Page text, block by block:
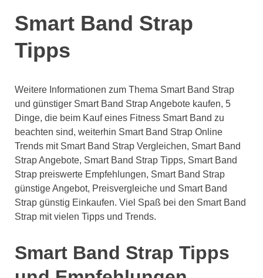
Smart Band Strap
Tipps
Weitere Informationen zum Thema Smart Band Strap
und günstiger Smart Band Strap Angebote kaufen, 5
Dinge, die beim Kauf eines Fitness Smart Band zu
beachten sind, weiterhin Smart Band Strap Online
Trends mit Smart Band Strap Vergleichen, Smart Band
Strap Angebote, Smart Band Strap Tipps, Smart Band
Strap preiswerte Empfehlungen, Smart Band Strap
günstige Angebot, Preisvergleiche und Smart Band
Strap günstig Einkaufen. Viel Spaß bei den Smart Band
Strap mit vielen Tipps und Trends.
Smart Band Strap Tipps